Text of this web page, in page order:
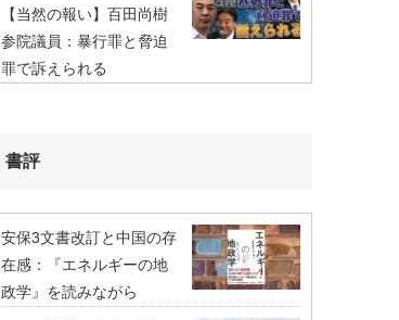
【当然の報い】百田尚樹
参院議員：暴行罪と脅迫
罪で訴えられる
書評
安保3文書改訂と中国の存
在感：『エネルギーの地
政学』を読みながら